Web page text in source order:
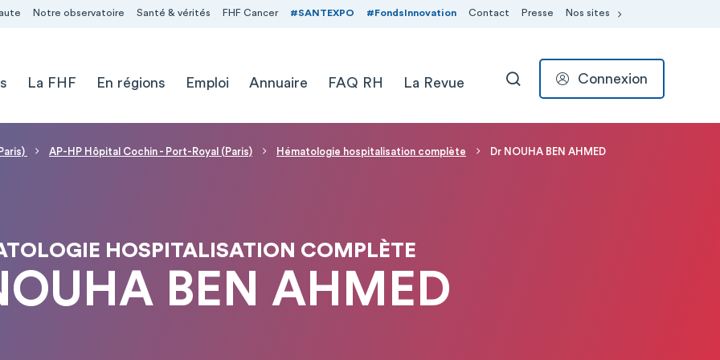
Notre observatoire Santé & vérités FHF Cancer #SANTEXPO #FondsInnovation Contact Presse Nos sites
La FHF En régions Emploi Annuaire FAQ RH La Revue RECHERCHER
Connexion
AP-HP Hôpital Cochin - Port-Royal (Paris) Hématologie hospitalisation complète Dr NOUHA BEN AHMED
HOSPITALISATION COMPLÈTE
BEN AHMED